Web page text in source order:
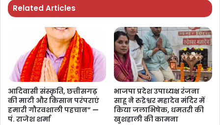
Related Articles
आदिवासी संस्कृति, छत्तीसगढ़
की माटी और किसान परंपराएं
हमारी गौरवशाली पहचान” —
पं. राजेश शर्मा
भाजपा प्रदेश उपाध्यक्ष रंजना
साहू ने रुद्रेश्वर महादेव मंदिर में
किया जलाभिषेक, धमतरी की
खुशहाली की कामना